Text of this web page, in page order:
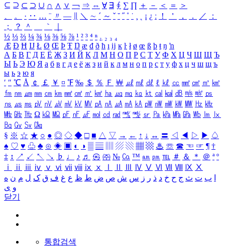
⊆ ⊇ ⊂ ⊃ ∪ ∩ ∧ ∨ ￢ ⇒ ⇔ ∀ ∃ ∮ ∑ ∏ ＋ － ＜ ＝
＞
、
。 · ‥ … ¨ 〃 ― ＼ ∼ ´ ～ ˇ ˘ ˝ ˚ ˙ ¸ ¡ ¿ ː ！ ＇ ， ． ／
：
；
？ ＾ ｀
½ ⅓ ⅔ ¼ ¾ ⅛ ⅜ ⅝ ⅞ ¹ ² ³ ⁴ ⁿ ₁ ₂ ₃ ₄
Æ Ð Ħ Ĳ Ł Ø Œ Þ Ŧ Ŋ æ đ ð ħ ı ĳ ĸ ŀ ł ø œ ß þ ŧ ŋ ŉ
А Б В Г Д Е Ё Ж З И Й К Л М Н О П Р С Т У Ф Х Ц Ч Ш Щ Ъ
Ы Ь Э Ю Я а б в г д е ё ж з и й к л м н о п р с т у ф х ц ч ш щ ъ
ы ь э ю я
′ ″ ℃ Å ￠ ￡ ￥ ¤ ℉ ‰ ＄ ％ Ｆ ￦ ㎕ ㎖ ㎗ ℓ ㎘ ㏄ ㎣ ㎤ ㎥ ㎦
㎙ ㎚ ㎛ ㎜ ㎝ ㎞ ㎟ ㎠ ㎡ ㎢ ㏊ ㎍ ㎎ ㎏ ㏏ ㎈ ㎉ ㏈ ㎧ ㎨ ㎰
㎱ ㎲ ㎳ ㎴ ㎵ ㎶ ㎷ ㎸ ㎹ ㎀ ㎁ ㎂ ㎃ ㎄ ㎺ ㎻ ㎽ ㎾ ㎿ ㎐ ㎑
㎒ ㎓ ㎔ Ω ㏀ ㏁ ㎊ ㎋ ㎌ ㏖ ㏅ ㎭ ㎮ ㎯ ㏛ ㎩ ㎪ ㎫ ㎬ ㏝ ㏐
㏓
㏃ ㏉ ㏜ ㏆
§ ※ ☆ ★ ○ ● ◎ ◇ ◆ □ ■ △ ▽ → ← ↑ ↓ ↔ 〓 ◁ ◀ ▷ ▶ ♤
♠ ♡ ♥ ♧ ♣ ⊙ ◈ ▣ ◐ ◑ ▒ ▤ ▨ ▧ ▦ ▩ ♨ ☏ ☎ ☜ ☞ ¶ †
‡ ↕ ↗ ↙ ↖ ↘ ♭ ♩ ♪ ♬ ㉿ ㈜ № ㏇ ™ ㏂ ㏘ ℡ ＃ ＆ ＊ ＠ ª º
ⅰ
ⅱ ⅲ ⅳ ⅴ ⅵ ⅶ ⅷ ⅸ ⅹ Ⅳ Ⅴ Ⅵ Ⅶ Ⅷ Ⅸ Ⅹ
ب ت ث ج ح خ د ذ ر ز س ش ص ض ط ظ ع غ ف ق ک ل م ن ه
و ی
닫기
통합검색